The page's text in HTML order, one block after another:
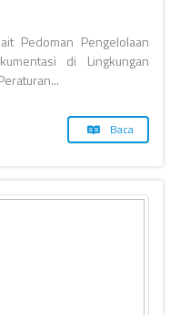
Pedoman Pengelolaan
di Lingkungan
Baca